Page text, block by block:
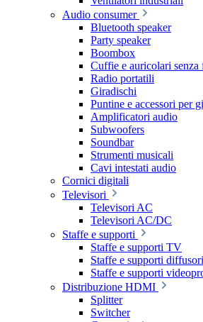
Audio consumer
Bluetooth speaker
Party speaker
Boombox
Cuffie e auricolari senza
Radio portatili
Giradischi
Puntine e accessori per
Amplificatori audio
Subwoofers
Soundbar
Strumenti musicali
Cavi intestati audio
Cornici digitali
Televisori
Televisori AC
Televisori AC/DC
Staffe e supporti
Staffe e supporti TV
Staffe e supporti diffusori
Staffe e supporti
Distribuzione HDMI
Splitter
Switcher